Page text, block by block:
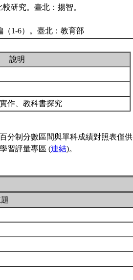
研究。臺北：揚智。
1-6）。臺北：教育部
說明
作、教科書探究
分制分數區間與單科成績對照表僅供
習評量專區 (連結)。